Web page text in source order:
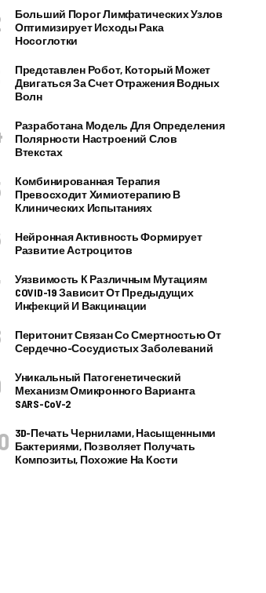
Больший Порог Лимфатических Узлов
Оптимизирует Исходы Рака
Носоглотки
Представлен Робот, Который Может
Двигаться За Счет Отражения Водных
Волн
Разработана Модель Для Определения
Полярности Настроений Слов
Втекстах
Комбинированная Терапия
Превосходит Химиотерапию В
Клинических Испытаниях
Нейронная Активность Формирует
Развитие Астроцитов
Уязвимость К Различным Мутациям
COVID-19 Зависит От Предыдущих
Инфекций И Вакцинации
Перитонит Связан Со Смертностью От
Сердечно-Сосудистых Заболеваний
Уникальный Патогенетический
Механизм Омикронного Варианта
SARS-CoV-2
3D-Печать Чернилами, Насыщенными
Бактериями, Позволяет Получать
Композиты, Похожие На Кости